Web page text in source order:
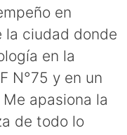
en
la ciudad donde
en la
N°75 y en un
apasiona la
de todo lo